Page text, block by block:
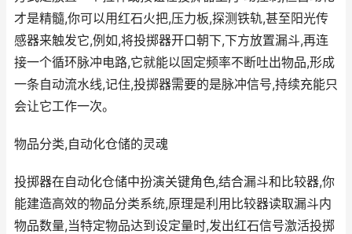
才是精髓,你可以用红石火把,压力板,探测铁轨,甚至阳光传
感器来触发它,例如,将投掷器开口朝下,下方放置漏斗,再连
接一个循环脉冲电路,它就能以固定频率不断吐出物品,形成
一条自动流水线,记住,投掷器需要的是脉冲信号,持续充能只
会让它工作一次。
物品分类,自动化仓储的灵魂
投掷器在自动化仓储中扮演关键角色,结合漏斗和比较器,你
能建造高效的物品分类系统,原理是利用比较器读取漏斗内
物品数量,当特定物品达到设定量时,发出红石信号激活投掷